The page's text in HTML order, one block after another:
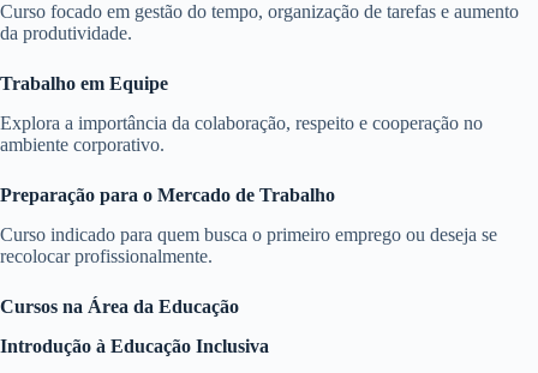
Curso focado em gestão do tempo, organização de tarefas e aumento
da produtividade.
Trabalho em Equipe
Explora a importância da colaboração, respeito e cooperação no
ambiente corporativo.
Preparação para o Mercado de Trabalho
Curso indicado para quem busca o primeiro emprego ou deseja se
recolocar profissionalmente.
Cursos na Área da Educação
Introdução à Educação Inclusiva